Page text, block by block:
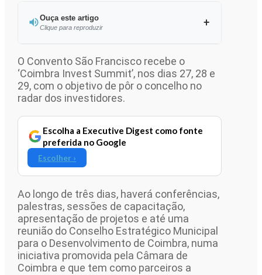
Ouça este artigo
Clique para reproduzir
Ouvir este artigo
O Convento São Francisco recebe o
‘Coimbra Invest Summit’, nos dias 27, 28 e
29, com o objetivo de pôr o concelho no
radar dos investidores.
Escolha a Executive Digest como fonte
preferida no Google
Escolher ›
Ao longo de três dias, haverá conferências,
palestras, sessões de capacitação,
apresentação de projetos e até uma
reunião do Conselho Estratégico Municipal
para o Desenvolvimento de Coimbra, numa
iniciativa promovida pela Câmara de
Coimbra e que tem como parceiros a